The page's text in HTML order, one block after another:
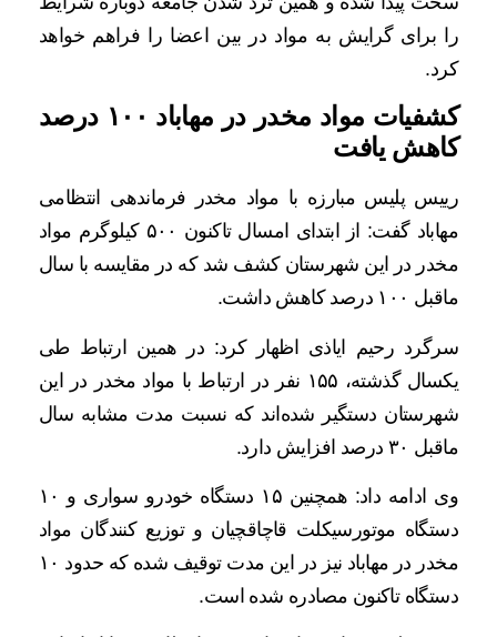
را برای گرایش به مواد در بین اعضا را فراهم خواهد
کرد.
کشفیات مواد مخدر در مهاباد ۱۰۰ درصد
کاهش یافت
رییس پلیس مبارزه با مواد مخدر فرماندهی انتظامی
مهاباد گفت: از ابتدای امسال تاکنون ۵۰۰ کیلوگرم مواد
مخدر در این شهرستان کشف شد که در مقایسه با سال
ماقبل ۱۰۰ درصد کاهش داشت.
سرگرد رحیم ایاذی اظهار کرد: در همین ارتباط طی
یکسال گذشته، ۱۵۵ نفر در ارتباط با مواد مخدر در این
شهرستان دستگیر شده‌اند که نسبت مدت مشابه سال
ماقبل ۳۰ درصد افزایش دارد.
وی ادامه داد: همچنین ۱۵ دستگاه خودرو سواری و ۱۰
دستگاه موتورسیکلت قاچاقچیان و توزیع کنندگان مواد
مخدر در مهاباد نیز در این مدت توقیف شده که حدود ۱۰
دستگاه تاکنون مصادره شده است.